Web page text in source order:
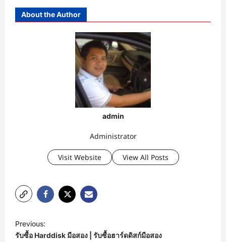
About the Author
admin
Administrator
Visit Website View All Posts
P
o
Previous:
รับซื้อ Harddisk มือสอง | รับซื้อฮาร์ดดิสก์มือสอง